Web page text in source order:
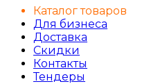
Каталог товаров
Для бизнеса
Доставка
Скидки
Контакты
Тендеры